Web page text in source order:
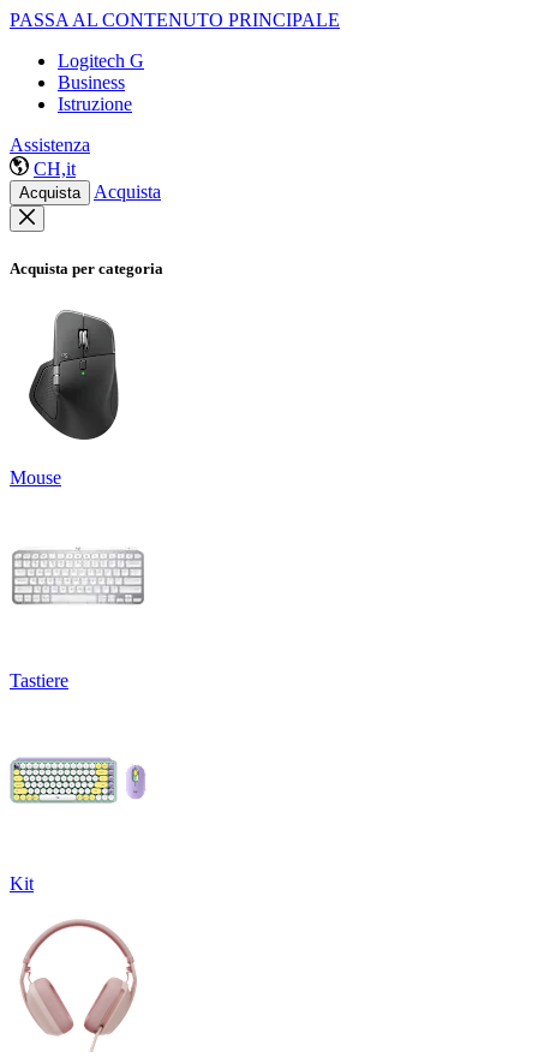
PASSA AL CONTENUTO PRINCIPALE
Logitech G
Business
Istruzione
Assistenza
CH,it
Acquista Acquista
Acquista per categoria
Mouse
Tastiere
Kit